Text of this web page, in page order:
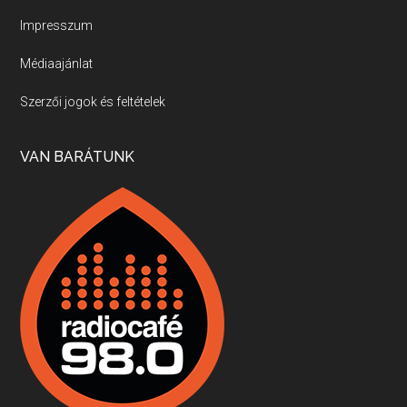
Villány, kékfrankos, Jackfall
Apr 17, 2026 • 00:35:38
Boston, teadélután, bab és homár
Apr 9, 2026 • 00:37:17
Fermentáljunk, a testünk meghálálja!
Apr 3, 2026 • 00:36:07
Impresszum
Médiaajánlat
Szerzői jogok és feltételek
VAN BARÁTUNK